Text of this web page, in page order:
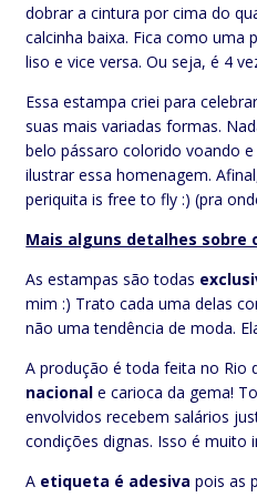
dobrar a cintura por cima do
calcinha baixa. Fica como uma
liso e vice versa. Ou seja, é 4
Essa estampa criei para
suas mais variadas formas.
belo pássaro colorido voando
ilustrar essa homenagem.
periquita is free to fly :) (pra
Mais alguns detalhes sobre
As estampas são todas
mim :) Trato cada uma delas
não uma tendência de moda.
A produção é toda feita no Rio
nacional e carioca da gema!
envolvidos recebem salários
condições dignas. Isso é muito
A etiqueta é adesiva pois as